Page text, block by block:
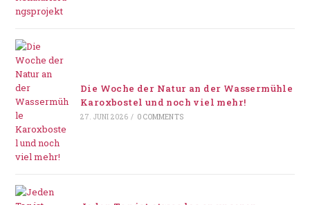
Die Woche der Natur an der Wassermühle
Karoxbostel und noch viel mehr!
27. JUNI 2026 / 0 COMMENTS